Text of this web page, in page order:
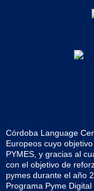
Córdoba Language
Europeos cuyo
PYMES, y gracias al
con el objetivo de
pymes durante el año
Programa Pyme